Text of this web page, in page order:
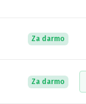
Za darmo
Za darmo